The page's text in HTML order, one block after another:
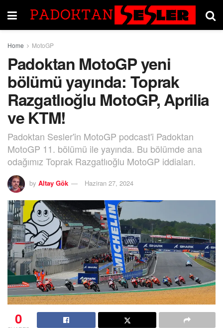
Home MotoGP
Padoktan MotoGP yeni
bölümü yayında: Toprak
Razgatlıoğlu MotoGP, Aprilia
ve KTM!
Padoktan Sesler'in MotoGP podcast'i Padoktan
MotoGP 11. bölümü ile yayında. Bu bölümde ana
odağımız Toprak Razgatlıoğlu MotoGP iddiaları.
by Altay Gök Haziran 27, 2024
0